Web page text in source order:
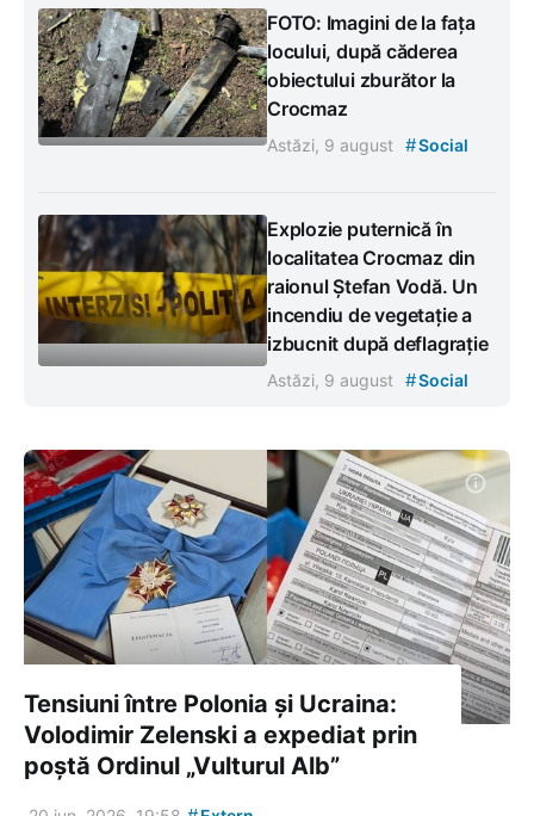
FOTO: Imagini de la fața
locului, după căderea
obiectului zburător la
Crocmaz
Astăzi, 9 august #Social
Explozie puternică în
localitatea Crocmaz din
raionul Ștefan Vodă. Un
incendiu de vegetație a
izbucnit după deflagrație
Astăzi, 9 august #Social
Tensiuni între Polonia și Ucraina:
Volodimir Zelenski a expediat prin
poștă Ordinul „Vulturul Alb”